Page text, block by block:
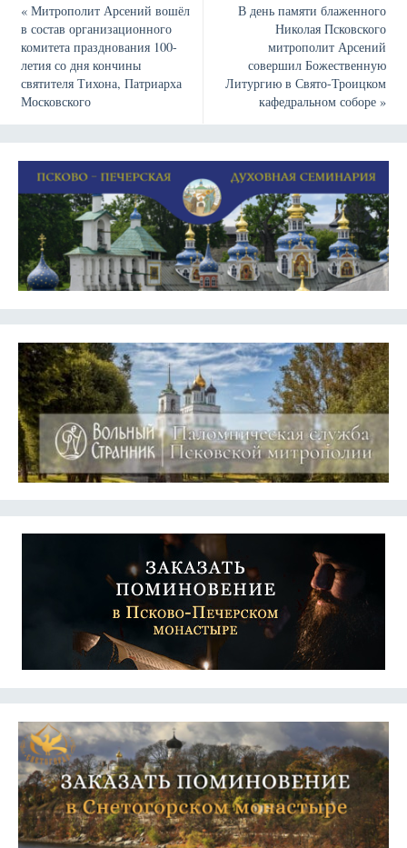
«Митрополит Арсений вошёл
в состав организационного
комитета празднования 100-
летия со дня кончины
святителя Тихона, Патриарха
Московского
В день памяти блаженного
Николая Псковского
митрополит Арсений
совершил Божественную
Литургию в Свято-Троицком
кафедральном соборе»